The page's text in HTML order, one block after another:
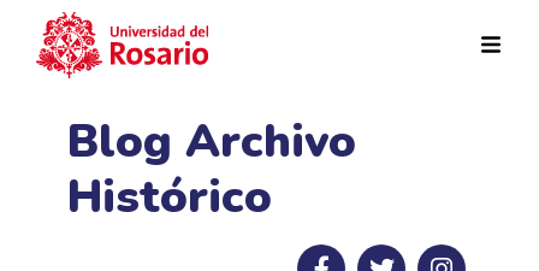
Blog Archivo
Histórico